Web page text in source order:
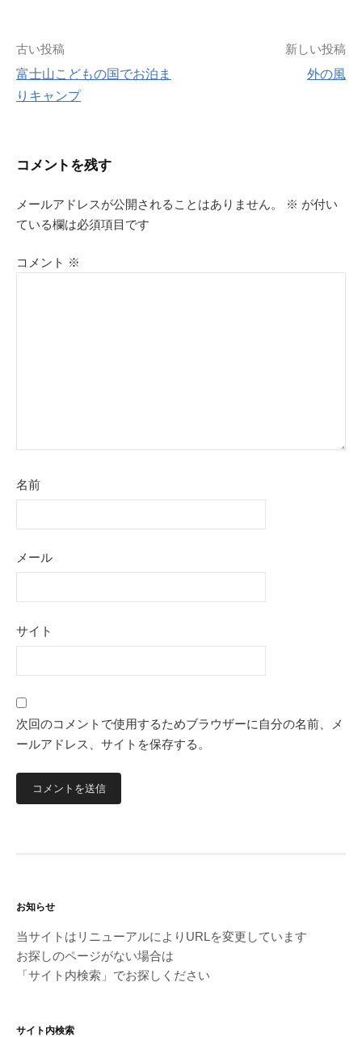
投
稿
ビ
ゲ
ー
シ
古い投稿
富士山こどもの国でお泊ま
りキャンプ
新しい投稿
外の風
コメントを残す
メールアドレスが公開されることはありません。 ※ が付い
ている欄は必須項目です
コメント ※
名前
メール
サイト
次回のコメントで使用するためブラウザーに自分の名前、メ
ールアドレス、サイトを保存する。
お知らせ
当サイトはリニューアルによりURLを変更しています
お探しのページがない場合は
「サイト内検索」でお探しください
サイト内検索